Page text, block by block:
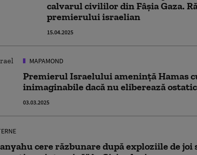
calvarul civililor din Fâșia Gaza.
premierului israelian
15.04.2025
MAPAMOND
Premierul Israelului amenință Hamas
inimaginabile dacă nu eliberează
03.03.2025
cere răzbunare după exploziile de joi